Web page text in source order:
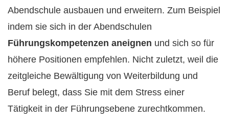
Abendschule ausbauen und erweitern. Zum Beispiel
indem sie sich in der Abendschulen
Führungskompetenzen aneignen und sich so für
höhere Positionen empfehlen. Nicht zuletzt, weil die
zeitgleiche Bewältigung von Weiterbildung und
Beruf belegt, dass Sie mit dem Stress einer
Tätigkeit in der Führungsebene zurechtkommen.